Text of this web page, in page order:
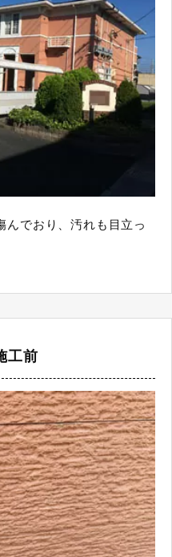
んでおり、汚れも目立っ
工前